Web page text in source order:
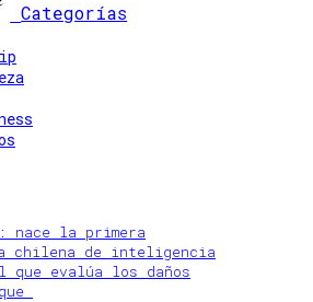
Categorías
nace la primera
chilena de inteligencia
evalúa los daños